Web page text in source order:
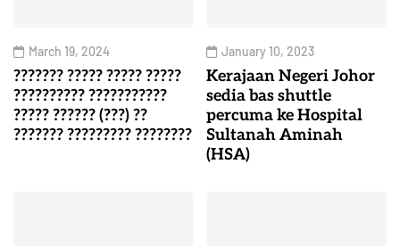
March 19, 2024
??????? ????? ????? ?????
?????????? ???????????
????? ?????? (???) ??
??????? ????????? ????????
January 10, 2023
Kerajaan Negeri Johor
sedia bas shuttle
percuma ke Hospital
Sultanah Aminah
(HSA)